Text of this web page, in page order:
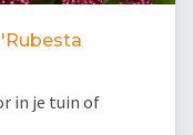
in je tuin of